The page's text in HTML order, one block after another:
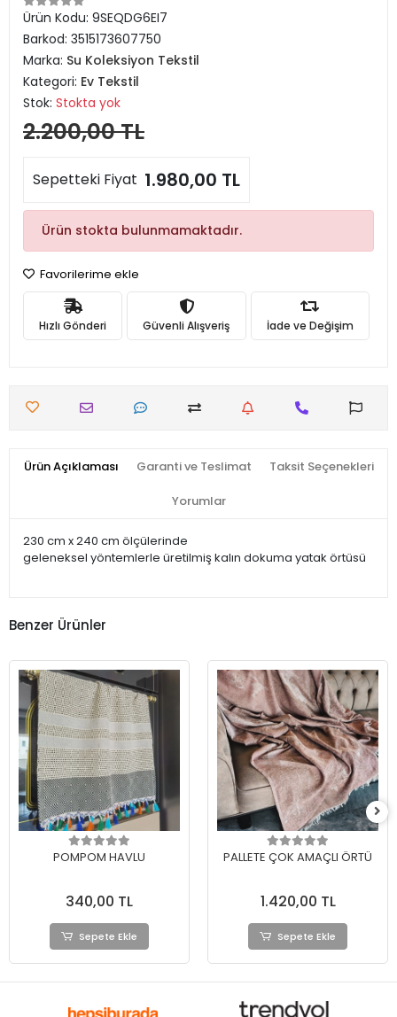
Ürün Kodu: 9SEQDG6EI7
Barkod: 3515173607750
Marka: Su Koleksiyon Tekstil
Kategori: Ev Tekstil
Stok: Stokta yok
2.200,00 TL
Sepetteki Fiyat 1.980,00 TL
Ürün stokta bulunmamaktadır.
Favorilerime ekle
Hızlı Gönderi Güvenli Alışveriş İade ve Değişim
Ürün Açıklaması Garanti ve Teslimat Taksit Seçenekleri
Yorumlar
230 cm x 240 cm ölçülerinde
geleneksel yöntemlerle üretilmiş kalın dokuma yatak örtüsü
Benzer Ürünler
POMPOM HAVLU
340,00 TL
Sepete Ekle
PALLETE ÇOK AMAÇLI ÖRTÜ
1.420,00 TL
Sepete Ekle